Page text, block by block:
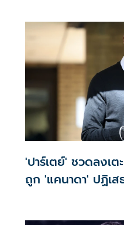
ล่าสุด เตรียมเดินทางสู่ประเ
United ในการแข่งขันฟุตบอ
'ปาร์เตย์' ชวดลงเต
ถูก 'แคนาดา' ปฏิเส